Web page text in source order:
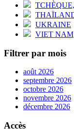
UKRAINE
VIET NAM
Filtrer par mois
août 2026
septembre 2026
octobre 2026
novembre 2026
décembre 2026
Accès